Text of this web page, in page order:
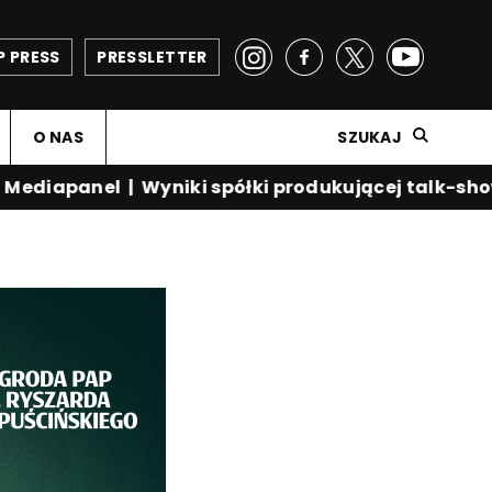
PRESSLETTER
PRESS
O NAS SZUKAJ
|Wyniki spółki produkującej talk-show